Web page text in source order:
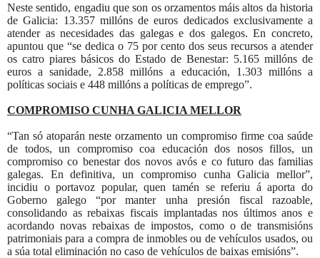
Neste sentido, engadiu que son os orzamentos máis altos da historia
de Galicia: 13.357 millóns de euros dedicados exclusivamente a
atender as necesidades das galegas e dos galegos. En concreto,
apuntou que “se dedica o 75 por cento dos seus recursos a atender
os catro piares básicos do Estado de Benestar: 5.165 millóns de
euros a sanidade, 2.858 millóns a educación, 1.303 millóns a
políticas sociais e 448 millóns a políticas de emprego”.
COMPROMISO CUNHA GALICIA MELLOR
“Tan só atoparán neste orzamento un compromiso firme coa saúde
de todos, un compromiso coa educación dos nosos fillos, un
compromiso co benestar dos novos avós e co futuro das familias
galegas. En definitiva, un compromiso cunha Galicia mellor”,
incidiu o portavoz popular, quen tamén se referiu á aporta do
Goberno galego “por manter unha presión fiscal razoable,
consolidando as rebaixas fiscais implantadas nos últimos anos e
acordando novas rebaixas de impostos, como o de transmisións
patrimoniais para a compra de inmobles ou de vehículos usados, ou
a súa total eliminación no caso de vehículos de baixas emisións”.